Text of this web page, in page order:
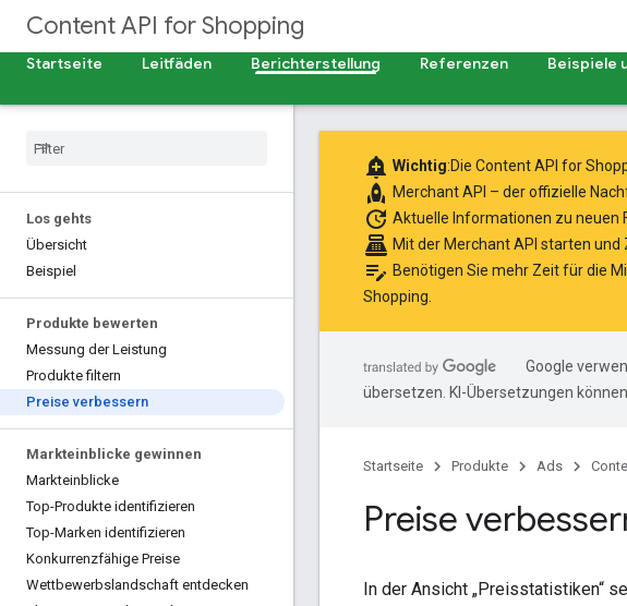
Content API for Shopping
Startseite Leitfäden Berichterstellung Referenzen Beispiele
Los gehts
Übersicht
Beispiel
Produkte bewerten
Messung der Leistung
Produkte filtern
Preise verbessern
Markteinblicke gewinnen
Markteinblicke
Top-Produkte identifizieren
Top-Marken identifizieren
Konkurrenzfähige Preise
Wettbewerbslandschaft entdecken
add_alert Wichtig:Die Content API for
rocket Merchant API – der offizielle
update Aktuelle Informationen zu neuen
point_of_sale Mit der Merchant API starten und
edit_note Benötigen Sie mehr Zeit für die
Shopping
Google
übersetzen. KI-Übersetzungen
Startseite Produkte Ads
Preise
In der Ansicht „Preisstatistiken“